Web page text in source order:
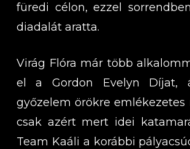
füredi célon, ezzel
diadalát aratta.
Virág Flóra már több
el a Gordon Evelyn Díjat,
győzelem örökre emlékezetes
csak azért mert idei
Team Kaáli a korábbi